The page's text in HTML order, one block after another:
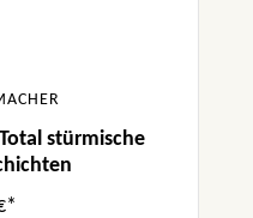
stürmische